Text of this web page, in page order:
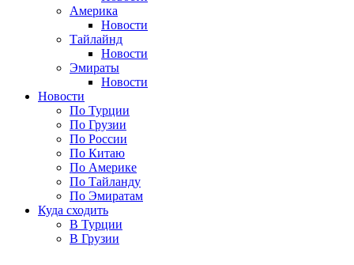
Америка
Новости
Тайлайнд
Новости
Эмираты
Новости
Новости
По Турции
По Грузии
По России
По Китаю
По Америке
По Тайланду
По Эмиратам
Куда сходить
В Турции
В Грузии